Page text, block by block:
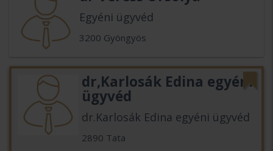
Egyéni ügyvéd
3200 Gyöngyös
dr,Karlosák Edina egyéni
ügyvéd
dr.Karlosák Edina egyéni ügyvéd
2890 Tata